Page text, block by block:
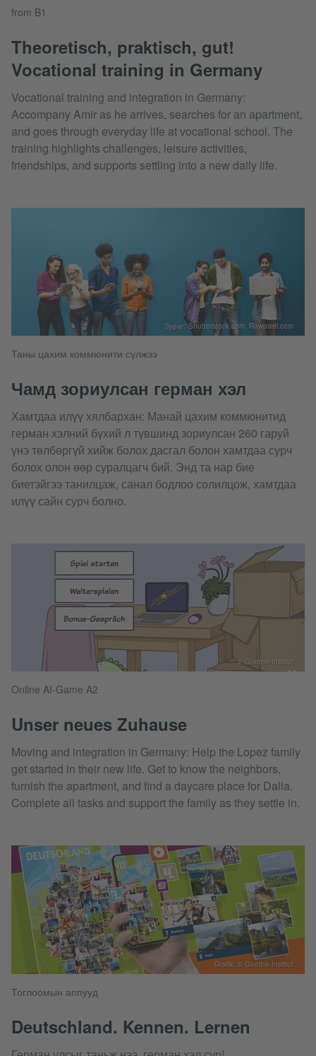
from B1
Theoretisch, praktisch, gut!
Vocational training in Germany
Vocational training and integration in Germany:
Accompany Amir as he arrives, searches for an apartment,
and goes through everyday life at vocational school. The
training highlights challenges, leisure activities,
friendships, and supports settling into a new daily life.
Таны цахим коммюнити сүлжээ
Чамд зориулсан герман хэл
Хамтдаа илүү хялбархан: Манай цахим коммюнитид
герман хэлний бүхий л түвшинд зориулсан 260 гаруй
үнэ төлбөргүй хийж болох дасгал болон хамтдаа сурч
болох олон өөр суралцагч бий. Энд та нар бие
биетэйгээ танилцаж, санал бодлоо солилцож, хамтдаа
илүү сайн сурч болно.
Зураг: Shutterstock.com, Rawpixel.com
Online AI-Game A2
Unser neues Zuhause
Moving and integration in Germany: Help the Lopez family
get started in their new life. Get to know the neighbors,
furnish the apartment, and find a daycare place for Dalia.
Complete all tasks and support the family as they settle in.
© Goethe-Institut
Тоглоомын аппууд
Deutschland. Kennen. Lernen
Grafik: © Goethe-Institut